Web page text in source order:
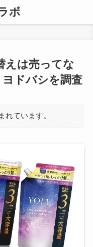
ボ
えは売ってな
ドバシを調査
れています。